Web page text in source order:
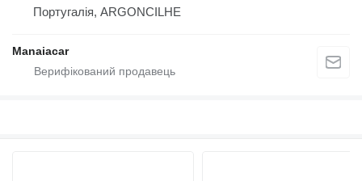
Португалія, ARGONCILHE
Manaiacar